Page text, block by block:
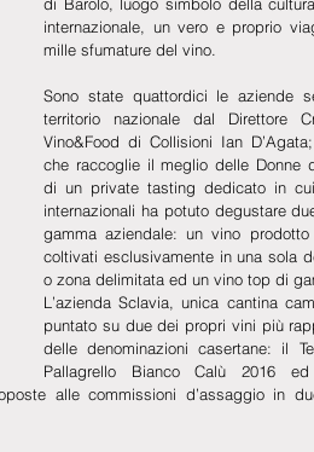
internazionale, un vero e proprio
mille sfumature del vino.
Sono state quattordici le aziende
territorio nazionale dal Direttore
Vino&Food di Collisioni Ian
che raccoglie il meglio delle Donne
di un private tasting dedicato in
internazionali ha potuto degustare
gamma aziendale: un vino
coltivati esclusivamente in una sola
o zona delimitata ed un vino top di
L’azienda Sclavia, unica cantina
puntato su due dei propri vini più
delle denominazioni casertane: il
Pallagrello Bianco Calù 2016
alle commissioni d’assaggio in